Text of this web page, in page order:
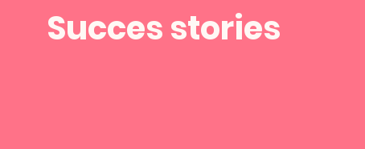
Succes stories